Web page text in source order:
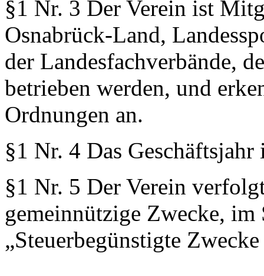
§1 Nr. 3 Der Verein ist
Osnabrück-Land,
der Landesfachverbände,
betrieben werden, und
Ordnungen an.
§1 Nr. 4 Das
§1 Nr. 5 Der Verein
gemeinnützige Zwecke, im
„Steuerbegünstigte